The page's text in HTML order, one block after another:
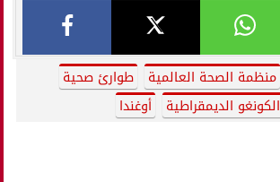
منظمة الصحة العالمية
طوارئ صحية
الكونغو الديمقراطية أوغندا